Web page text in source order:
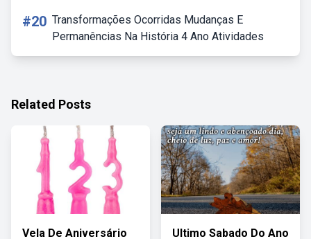
#20 Transformações Ocorridas Mudanças E
Permanências Na História 4 Ano Atividades
Related Posts
Vela De Aniversário
Ultimo Sabado Do Ano